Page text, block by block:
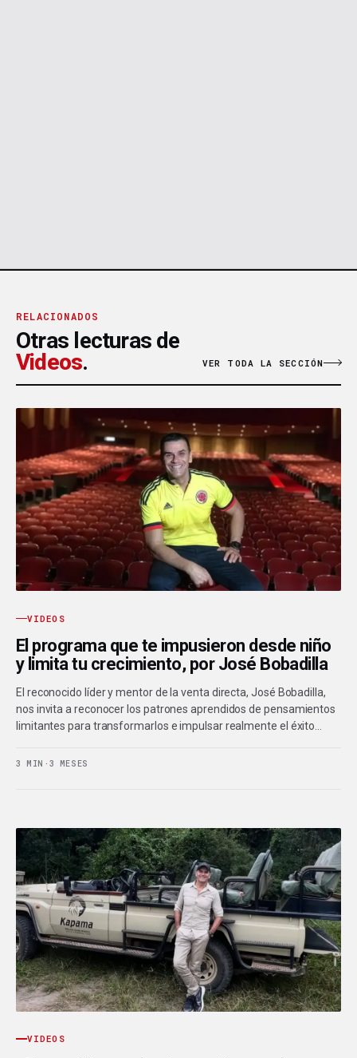
RELACIONADOS
Otras lecturas de
Videos. VER TODA LA SECCIÓN
VIDEOS
El programa que te impusieron desde niño
y limita tu crecimiento, por José Bobadilla
El reconocido líder y mentor de la venta directa, José Bobadilla,
nos invita a reconocer los patrones aprendidos de pensamientos
limitantes para transformarlos e impulsar realmente el éxito…
3 MIN · 3 MESES
VIDEOS